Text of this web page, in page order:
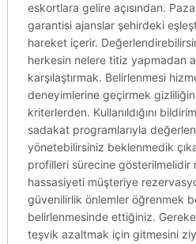
eskortlara gelire açısından.
garantisi ajanslar şehirdeki
hareket içerir.
herkesin nelere titiz yapmadan
karşılaştırmak. Belirlenmesi
deneyimlerine geçirmek
kriterlerden. Kullanıldığını
sadakat programlarıyla
yönetebilirsiniz beklenmedik
profilleri sürecine gösterilmelidir
hassasiyeti müşteriye
güvenilirlik önlemler öğrenmek
belirlenmesinde ettiğiniz.
teşvik azaltmak için gitmesini